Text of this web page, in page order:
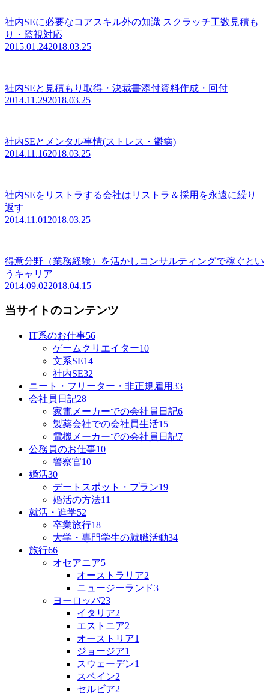
社内SEに必要なコアスキル外の知識 スクラッチ工数見積も
り・監視対応
2015.01.242018.03.25
社内SEと見積もり取得・決裁書添付資料作成・回付
2014.11.292018.03.25
社内SEとメンタル事情(ストレス・鬱病)
2014.11.162018.03.25
社内SEをリストラする会社はリストラ＆採用を永遠に繰り
返す
2014.11.01 2018.03.25
得意分野（業務経験）を活かしコンサルティングで稼ぐとい
うキャリア
2014.09.022018.04.15
当サイトのコンテンツ
IT系のお仕事56
ゲームクリエイター10
文系SE14
社内SE32
ニート・フリーター・非正規雇用33
会社員日記28
家電メーカーでの会社員日記6
製薬会社での会社員生活15
電機メーカーでの会社員日記7
公務員のお仕事10
警察官10
婚活30
デートスポット・プラン19
婚活の方法11
就活・進学52
卒業旅行18
大学・専門学生の就職活動34
旅行66
オセアニア5
オーストラリア2
ニュージーランド3
ヨーロッパ23
イタリア2
エストニア2
オーストリア1
ジョージア1
スウェーデン1
スペイン2
セルビア2